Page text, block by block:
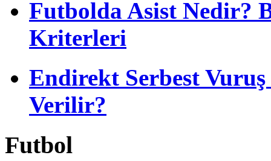
Futbolda Asist Nedir?
Kriterleri
Endirekt Serbest
Verilir?
Futbol